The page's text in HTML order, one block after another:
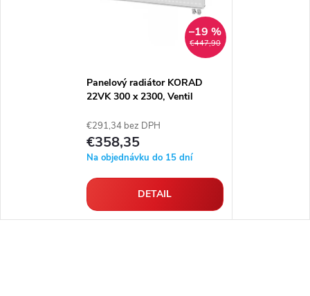
€447,90
–19 %
Panelový radiátor KORAD
22VK 300 x 2300, Ventil
€291,34 bez DPH
€358,35
Na objednávku do 15 dní
DETAIL